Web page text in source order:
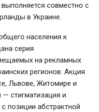
совместно с
в Украине.
населения к
серия
на рекламных
регионов. Акция
Львове, Житомире и
стигматизация и
позиции абстрактной